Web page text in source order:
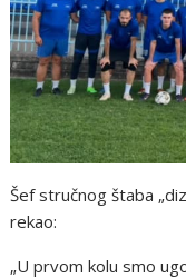
Šef stručnog štaba
rekao:
„U prvom kolu smo